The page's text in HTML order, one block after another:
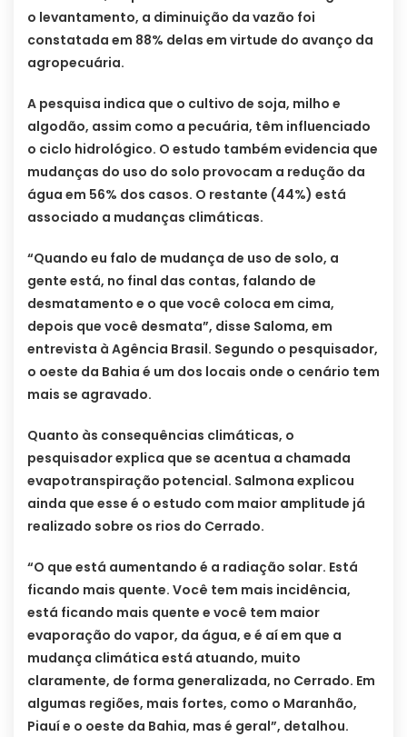
o levantamento, a diminuição da vazão foi
constatada em 88% delas em virtude do avanço da
agropecuária.
A pesquisa indica que o cultivo de soja, milho e
algodão, assim como a pecuária, têm influenciado
o ciclo hidrológico. O estudo também evidencia que
mudanças do uso do solo provocam a redução da
água em 56% dos casos. O restante (44%) está
associado a mudanças climáticas.
“Quando eu falo de mudança de uso de solo, a
gente está, no final das contas, falando de
desmatamento e o que você coloca em cima,
depois que você desmata”, disse Saloma, em
entrevista à Agência Brasil. Segundo o pesquisador,
o oeste da Bahia é um dos locais onde o cenário tem
mais se agravado.
Quanto às consequências climáticas, o
pesquisador explica que se acentua a chamada
evapotranspiração potencial. Salmona explicou
ainda que esse é o estudo com maior amplitude já
realizado sobre os rios do Cerrado.
“O que está aumentando é a radiação solar. Está
ficando mais quente. Você tem mais incidência,
está ficando mais quente e você tem maior
evaporação do vapor, da água, e é aí em que a
mudança climática está atuando, muito
claramente, de forma generalizada, no Cerrado. Em
algumas regiões, mais fortes, como o Maranhão,
Piauí e o oeste da Bahia, mas é geral”, detalhou.